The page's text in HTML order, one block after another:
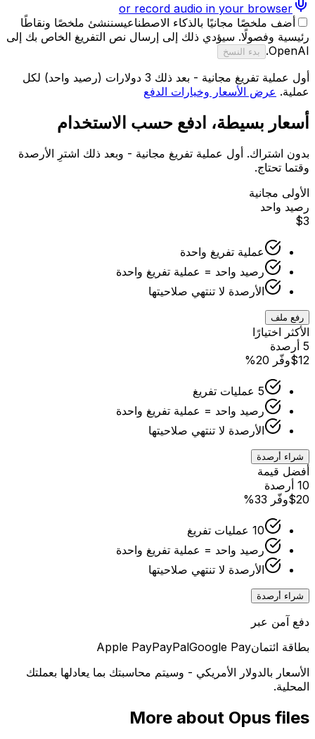
or record audio in your browser
أضف ملخصًا مجانيًا بالذكاء الاصطناعيسننشئ ملخصًا ونقاطًا
رئيسية وفصولًا. سيؤدي ذلك إلى إرسال نص التفريغ الخاص بك إلى
OpenAI.
بدء النسخ
أول عملية تفريغ مجانية - بعد ذلك 3 دولارات (رصيد واحد) لكل
عملية. عرض الأسعار وخيارات الدفع
أسعار بسيطة، ادفع حسب الاستخدام
بدون اشتراك. أول عملية تفريغ مجانية - وبعد ذلك اشترِ الأرصدة
وقتما تحتاج.
الأولى مجانية
رصيد واحد
$3
عملية تفريغ واحدة
رصيد واحد = عملية تفريغ واحدة
الأرصدة لا تنتهي صلاحيتها
رفع ملف
الأكثر اختيارًا
5 أرصدة
$12وفّر 20%
5 عمليات تفريغ
رصيد واحد = عملية تفريغ واحدة
الأرصدة لا تنتهي صلاحيتها
شراء أرصدة
أفضل قيمة
10 أرصدة
$20وفّر 33%
10 عمليات تفريغ
رصيد واحد = عملية تفريغ واحدة
الأرصدة لا تنتهي صلاحيتها
شراء أرصدة
دفع آمن عبر
بطاقة ائتمان
Apple PayPayPalGoogle Pay
الأسعار بالدولار الأمريكي - وسيتم محاسبتك بما يعادلها بعملتك
المحلية.
More about Opus files